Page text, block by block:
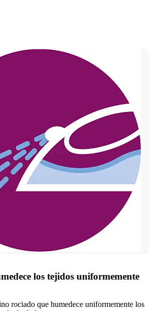
los tejidos uniformemente
rociado que humedece uniformemente los